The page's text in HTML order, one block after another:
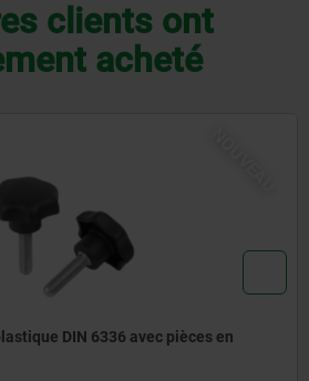
clients ont
acheté
Type H2